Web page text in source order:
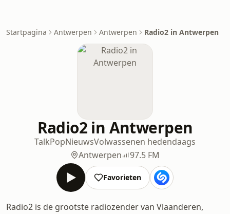
Startpagina Antwerpen Antwerpen Radio2 in Antwerpen
Radio2 in Antwerpen
TalkPopNieuwsVolwassenen hedendaags
Antwerpen
97.5 FM
Favorieten
Radio2 is de grootste radiozender van Vlaanderen,